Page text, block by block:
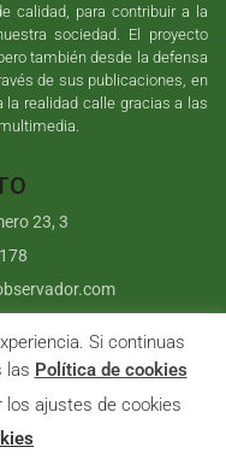
calidad, para contribuir a la
sociedad. El proyecto
también desde la defensa
de sus publicaciones, en
la realidad calle gracias a las
23, 3
| Sumurdigital Diseño web
|User
Si continuas
las Política de cookies
los ajustes de cookies